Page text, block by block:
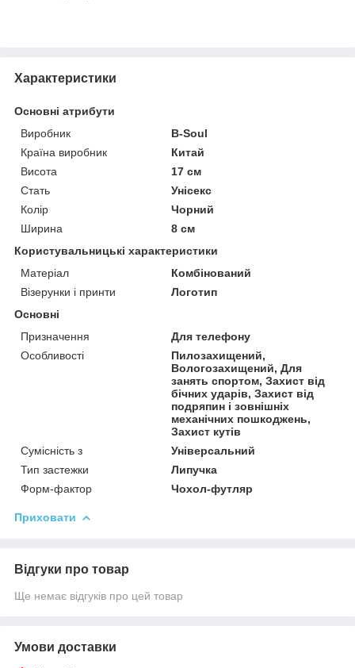
Характеристики
Основні атрибути
Виробник
B-Soul
Країна виробник
Китай
Висота
17 см
Стать
Унісекс
Колір
Чорний
Ширина
8 см
Користувальницькі характеристики
Матеріал
Комбінований
Візерунки і принти
Логотип
Основні
Призначення
Для телефону
Особливості
Пилозахищений,
Вологозахищений, Для
занять спортом, Захист від
бічних ударів, Захист від
подряпин і зовнішніх
механічних пошкоджень,
Захист кутів
Сумісність з
Універсальний
Тип застежки
Липучка
Форм-фактор
Чохол-футляр
Приховати
Відгуки про товар
Ще немає відгуків про цей товар
Умови доставки